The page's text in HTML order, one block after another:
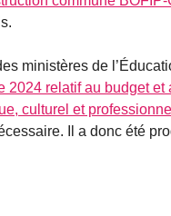
ministères de
2024 relatif au budget
culturel et professionnel
Il a donc été